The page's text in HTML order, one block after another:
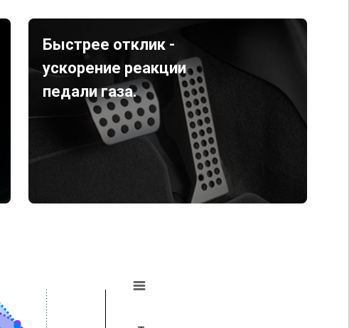
Быстрее отклик -
ускорение реакции
педали газа.